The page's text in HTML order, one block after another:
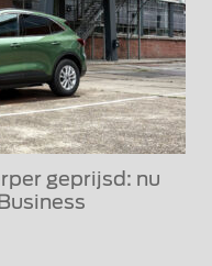
geprijsd: nu